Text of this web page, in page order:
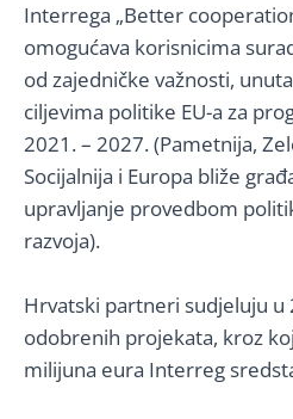
Interrega „Better
omogućava korisnicima
od zajedničke važnosti,
ciljevima politike EU-a za
2021. – 2027. (Pametnija,
Socijalnija i Europa bliže
upravljanje provedbom
razvoja).
Hrvatski partneri sudjeluju u
odobrenih projekata, kroz
milijuna eura Interreg